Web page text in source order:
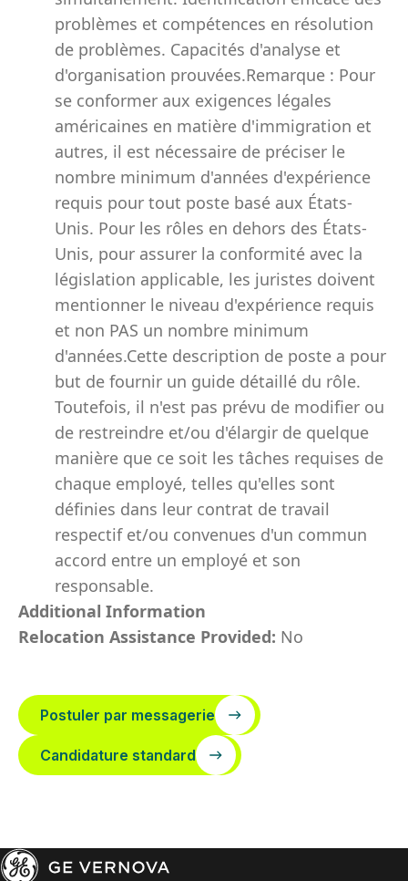
problèmes et compétences en résolution
de problèmes. Capacités d'analyse et
d'organisation prouvées.Remarque : Pour
se conformer aux exigences légales
américaines en matière d'immigration et
autres, il est nécessaire de préciser le
nombre minimum d'années d'expérience
requis pour tout poste basé aux États-
Unis. Pour les rôles en dehors des États-
Unis, pour assurer la conformité avec la
législation applicable, les juristes doivent
mentionner le niveau d'expérience requis
et non PAS un nombre minimum
d'années.Cette description de poste a pour
but de fournir un guide détaillé du rôle.
Toutefois, il n'est pas prévu de modifier ou
de restreindre et/ou d'élargir de quelque
manière que ce soit les tâches requises de
chaque employé, telles qu'elles sont
définies dans leur contrat de travail
respectif et/ou convenues d'un commun
accord entre un employé et son
responsable.
Additional Information
Relocation Assistance Provided: No
Postuler par messagerie
Candidature standard